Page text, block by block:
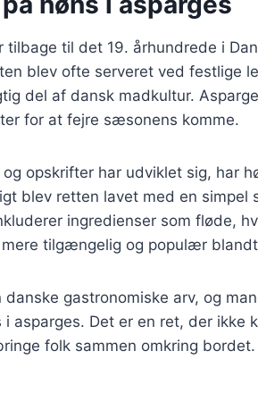
tilbage til det 19. århundrede i
blev ofte serveret ved festlige
del af dansk madkultur.
for at fejre sæsonens komme.
opskrifter har udviklet sig, har
blev retten lavet med en simpel
ingredienser som fløde,
tilgængelig og populær
gastronomiske arv, og
asparges. Det er en ret, der ikke
folk sammen omkring bordet.